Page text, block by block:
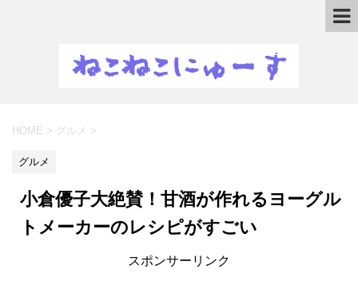
HOME > グルメ >
グルメ
小倉優子大絶賛！甘酒が作れるヨーグル
トメーカーのレシピがすごい
スポンサーリンク